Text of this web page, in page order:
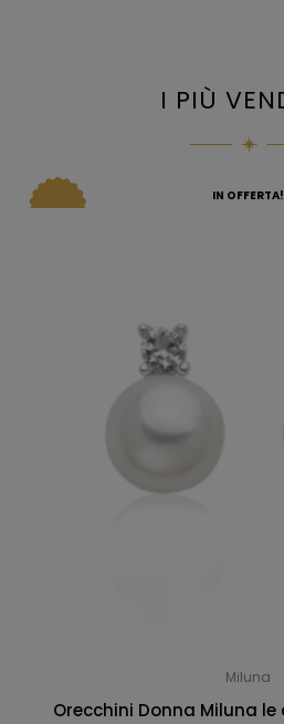
I PIÙ
IN OFFERTA!
Miluna
Orecchini Donna Miluna le